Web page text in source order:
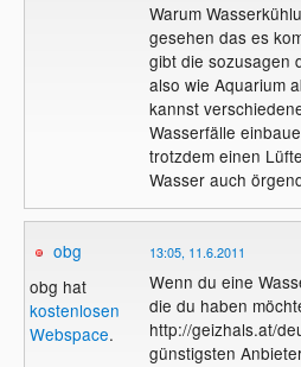
Warum
gesehen das es
gibt die sozusagen
also wie Aquarium
kannst
Wasserfälle
trotzdem einen
Wasser auch
obg
obg hat
kostenlosen
Webspace.
13:05, 11.6.2011
Wenn du eine
die du haben
http://geizhals.at/
günstigsten